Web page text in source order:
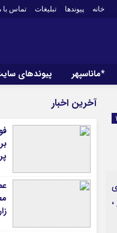
خانه پیوندها تبلیغات تماس با
*ماناسپهر پیوندهای
سروش
ایتا
مرا به خاطر بسپار
اطلاعات
آخرین اخبار